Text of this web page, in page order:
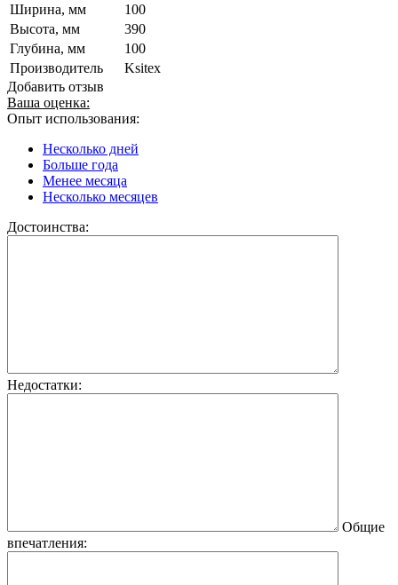
Ширина, мм
100
Высота, мм
390
Глубина, мм
100
Производитель
Ksitex
Добавить отзыв
Ваша оценка:
Опыт использования:
Несколько дней
Больше года
Менее месяца
Несколько месяцев
Достоинства:
Недостатки:
Общие
впечатления: